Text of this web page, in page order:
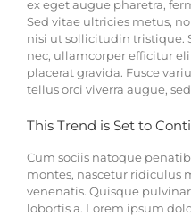
ex eget augue pharetra,
Sed vitae ultricies metus,
nisi ut sollicitudin tristique.
nec, ullamcorper efficitur
placerat gravida. Fusce
tellus orci viverra augue,
This Trend is Set to
Cum sociis natoque
montes, nascetur ridiculus
venenatis. Quisque
lobortis a. Lorem ipsum